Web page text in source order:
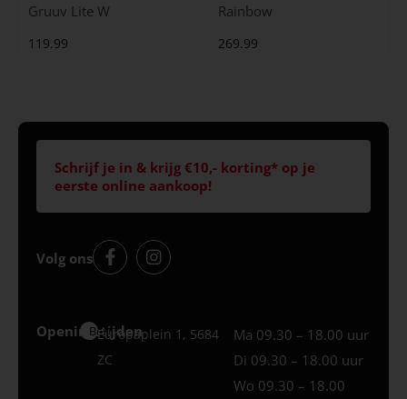
Gruuv Lite W
119.99
Rainbow
269.99
Schrijf je in & krijg €10,- korting* op je
eerste online aankoop!
Volg ons
Openingstijden
Best
Europaplein 1, 5684
ZC
Ma 09.30 – 18.00 uur
Di 09.30 – 18.00 uur
Wo 09.30 – 18.00